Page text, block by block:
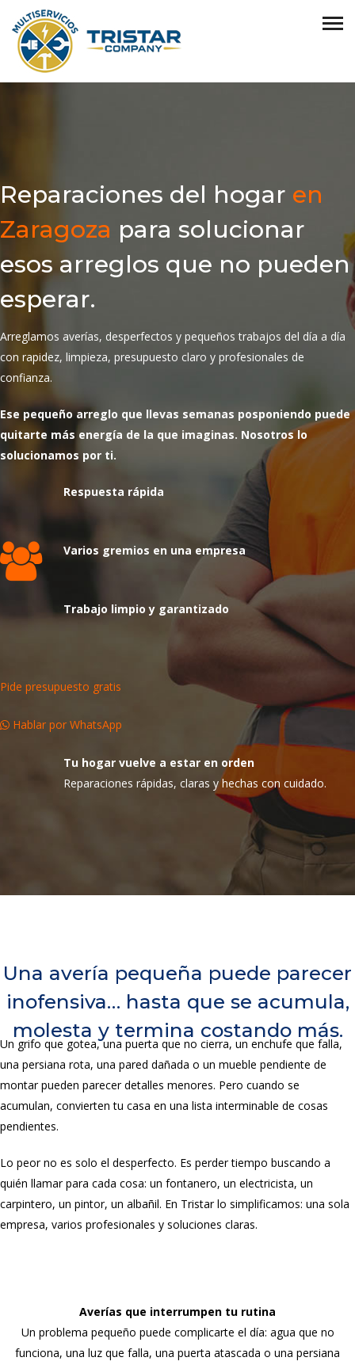
Reparaciones del hogar en
Zaragoza para solucionar
esos arreglos que no pueden
esperar.
Arreglamos averías, desperfectos y pequeños trabajos del día a día
con rapidez, limpieza, presupuesto claro y profesionales de
confianza.
Ese pequeño arreglo que llevas semanas posponiendo puede
quitarte más energía de la que imaginas. Nosotros lo
solucionamos por ti.
Respuesta rápida
Varios gremios en una empresa
Trabajo limpio y garantizado
Pide presupuesto gratis
Hablar por WhatsApp
Tu hogar vuelve a estar en orden
Reparaciones rápidas, claras y hechas con cuidado.
Una avería pequeña puede parecer
inofensiva… hasta que se acumula,
molesta y termina costando más.
Un grifo que gotea, una puerta que no cierra, un enchufe que falla,
una persiana rota, una pared dañada o un mueble pendiente de
montar pueden parecer detalles menores. Pero cuando se
acumulan, convierten tu casa en una lista interminable de cosas
pendientes.
Lo peor no es solo el desperfecto. Es perder tiempo buscando a
quién llamar para cada cosa: un fontanero, un electricista, un
carpintero, un pintor, un albañil. En Tristar lo simplificamos: una sola
empresa, varios profesionales y soluciones claras.
Averías que interrumpen tu rutina
Un problema pequeño puede complicarte el día: agua que no
funciona, una luz que falla, una puerta atascada o una persiana